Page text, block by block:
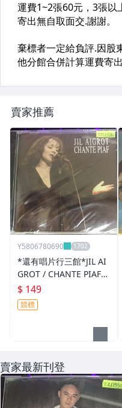
賣家推薦
Y5806780690
*還有唱片行三館*JIL AI
GROT / CHANTE PIAF
全新 ZZ12526(競標)
$ 149
競標
賣家最新刊登